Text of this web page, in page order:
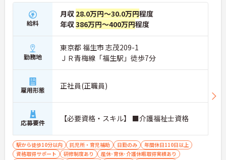
給料
月収 28.0万円～30.0万円程度
年収386万円～400万円程度
勤務地
東京都 福生市 志茂209-1
ＪＲ青梅線「福生駅」徒歩7分
雇用形態 正社員(正職員)
応募要件 【必要資格・スキル】 ■介護福祉士資格
駅から徒歩10分以内 託児所・育児補助 日勤のみ
年間休日110日以上
資格取得サポート
研修制度あり
産休･育休･介護休暇取得実績あり